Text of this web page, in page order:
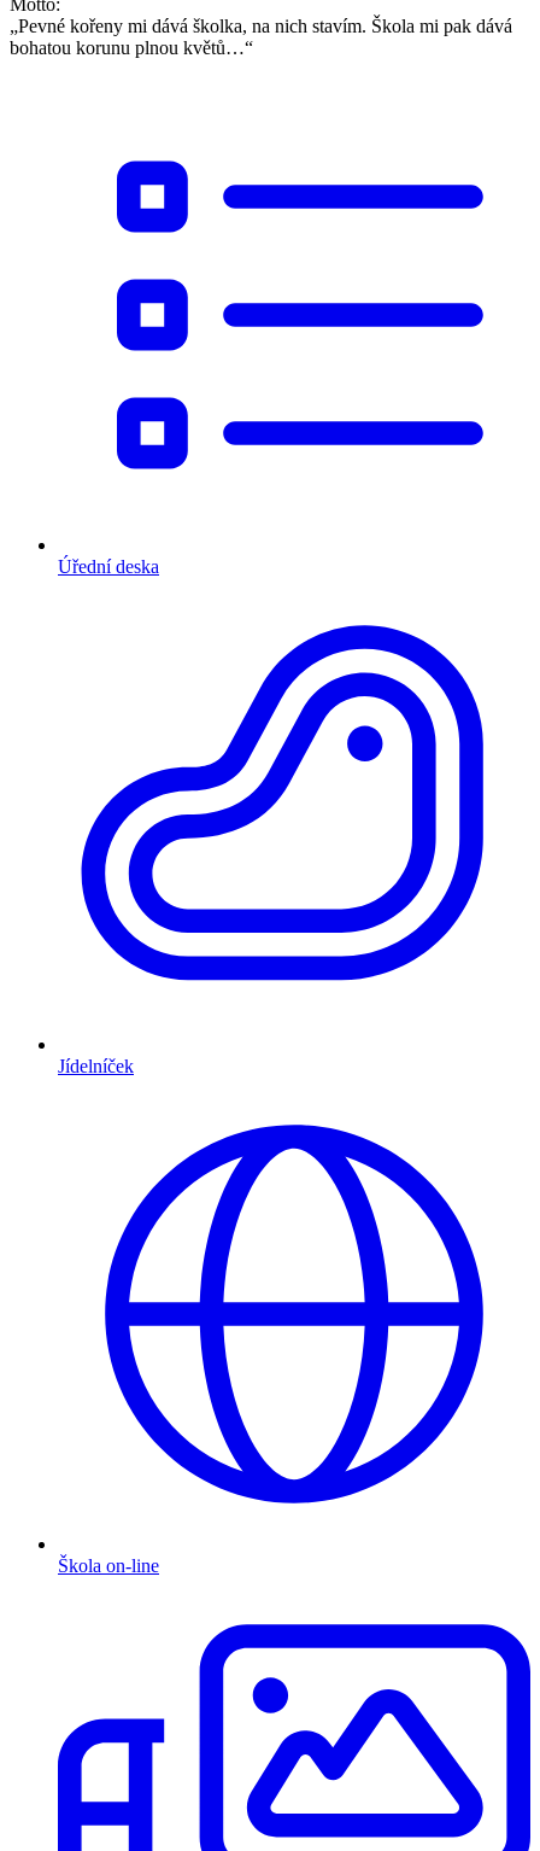
Motto:
„Pevné kořeny mi dává školka, na nich stavím. Škola mi pak dává
bohatou korunu plnou květů…“
Úřední deska
Jídelníček
Škola on-line